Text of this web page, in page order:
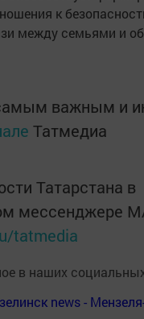
к
между семьями и
важным и
Татмедиа
Татарстана в
мессенджере
tatmedia
в наших
news -